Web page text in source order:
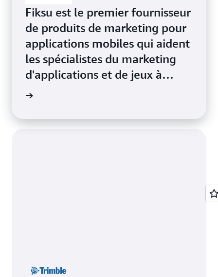
Fiksu est le premier fournisseur
de produits de marketing pour
applications mobiles qui aident
les spécialistes du marketing
d'applications et de jeux à
atteindre leurs objectifs